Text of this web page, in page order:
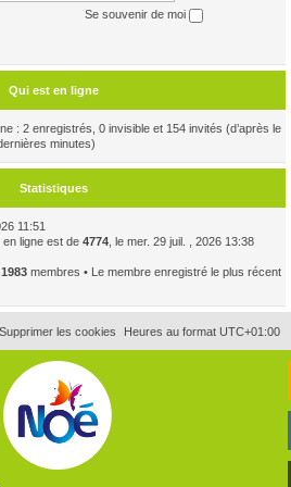
Se souvenir de moi
Qui est en ligne
: 2 enregistrés, 0 invisible et 154 invités (d’après le
minutes)
Statistiques
11:51
en ligne est de 4774 , le mer. 29 juil. , 2026 13:38
1983 membres • Le membre enregistré le plus récent
Heures au format UTC+01:00
Supprimer les cookies